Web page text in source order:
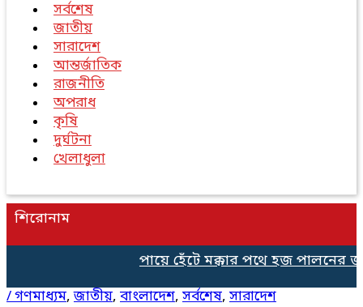
সর্বশেষ
জাতীয়
সারাদেশ
আন্তর্জাতিক
রাজনীতি
অপরাধ
কৃষি
দুর্ঘটনা
খেলাধুলা
শিরোনাম
পায়ে হেঁটে মক্কার পথে হজ পালনের
/গণমাধ্যম,জাতীয়, বাংলাদেশ, সর্বশেষ, সারাদেশ